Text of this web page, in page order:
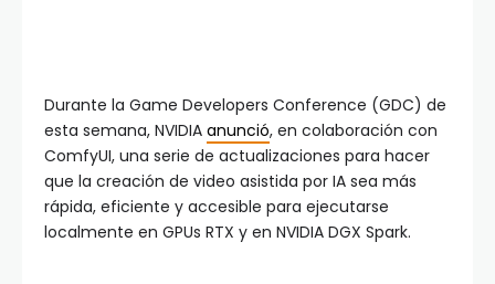
Durante la Game Developers Conference (GDC) de
esta semana, NVIDIA anunció, en colaboración con
ComfyUI, una serie de actualizaciones para hacer
que la creación de video asistida por IA sea más
rápida, eficiente y accesible para ejecutarse
localmente en GPUs RTX y en NVIDIA DGX Spark.